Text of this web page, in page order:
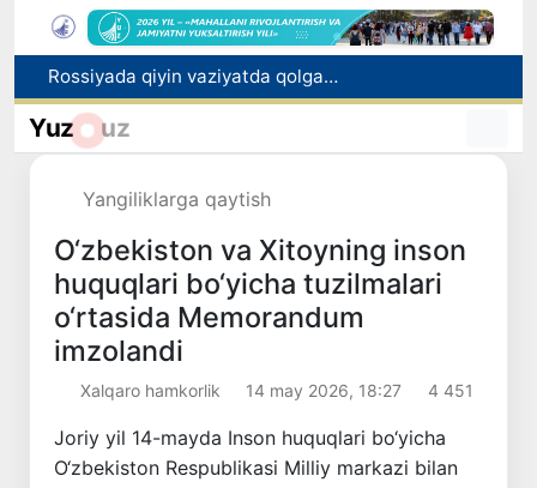
Rossiyada qiyin vaziyatda qolgan yuzlab o‘zbekistonliklar ortga qaytarildi
2030 yilgacha xavfli chiqindilarni qayta ishlash darajasi 20 foizga yetkaziladi
Toshkentda PPX inspektori 13 yoshli bolani qutqarib qoldi
Yuz uz
Yangiliklarga qaytish
O‘zbekiston va Xitoyning inson
huquqlari bo‘yicha tuzilmalari
o‘rtasida Memorandum
imzolandi
Xalqaro hamkorlik 14 may 2026, 18:27 4 451
Joriy yil 14-mayda Inson huquqlari bo‘yicha
O‘zbekiston Respublikasi Milliy markazi bilan